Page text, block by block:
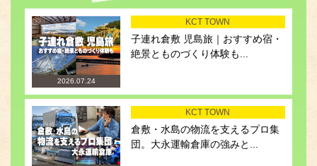
2026.07.24
KCT TOWN
子連れ倉敷 児島旅｜おすすめ宿・
絶景とものづくり体験も...
KCT TOWN
倉敷・水島の物流を支えるプロ集
団。大永運輸倉庫の強みと...